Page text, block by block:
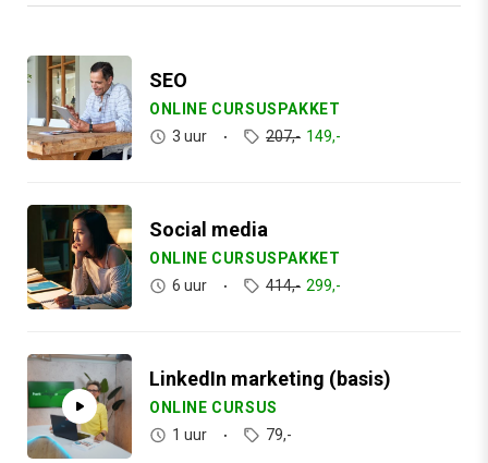
ONLINE CURSUSPAKKET
SEO
3 uur 207,- 149,-
ONLINE CURSUSPAKKET
Social media
6 uur 414,- 299,-
ONLINE CURSUS
LinkedIn marketing (basis)
1 uur 79,-